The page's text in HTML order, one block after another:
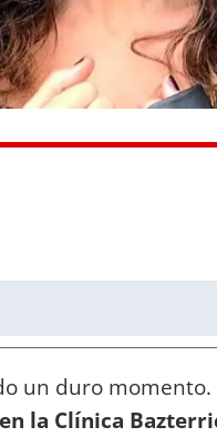
un duro momento.
la Clínica